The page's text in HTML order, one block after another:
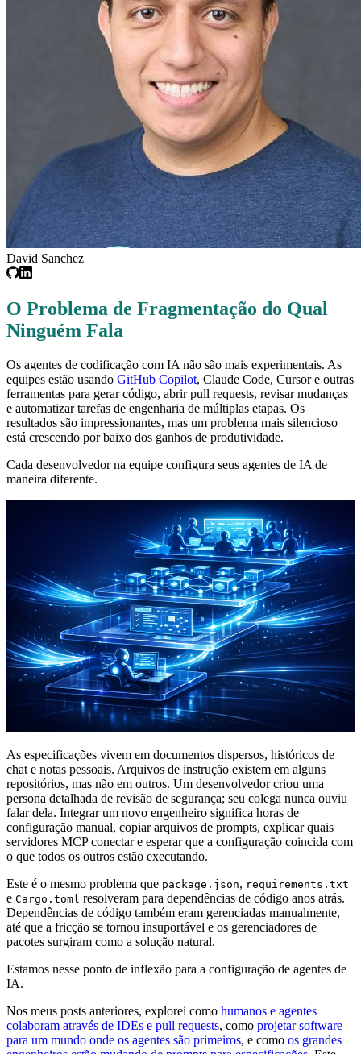
David Sanchez
O Problema de Fragmentação do Qual
Ninguém Fala
Os agentes de codificação com IA não são mais experimentais. As
equipes estão usando GitHub Copilot, Claude Code, Cursor e outras
ferramentas para gerar código, abrir pull requests, revisar mudanças
e automatizar tarefas de engenharia de múltiplas etapas. Os
resultados são impressionantes, mas um problema mais silencioso
está crescendo por baixo dos ganhos de produtividade.
Cada desenvolvedor na equipe configura seus agentes de IA de
maneira diferente.
As especificações vivem em documentos dispersos, históricos de
chat e notas pessoais. Arquivos de instrução existem em alguns
repositórios, mas não em outros. Um desenvolvedor criou uma
persona detalhada de revisão de segurança; seu colega nunca ouviu
falar dela. Integrar um novo engenheiro significa horas de
configuração manual, copiar arquivos de prompts, explicar quais
servidores MCP conectar e esperar que a configuração coincida com
o que todos os outros estão executando.
Este é o mesmo problema que package.json, requirements.txt
e Cargo.toml resolveram para dependências de código anos atrás.
Dependências de código também eram gerenciadas manualmente,
até que a fricção se tornou insuportável e os gerenciadores de
pacotes surgiram como a solução natural.
Estamos nesse ponto de inflexão para a configuração de agentes de
IA.
Nos meus posts anteriores, explorei como humanos e agentes
colaboram através de IDEs e pull requests, como projetar software
para um mundo onde os agentes são primeiros, e como os grandes